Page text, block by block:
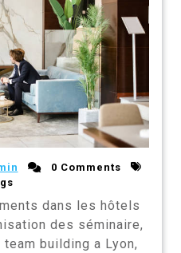
0 Comments
dans les hôtels
des séminaire,
building a Lyon,